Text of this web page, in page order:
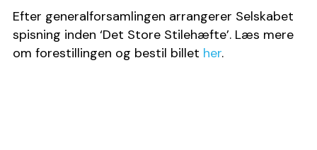
Efter generalforsamlingen arrangerer Selskabet
spisning inden ‘Det Store Stilehæfte’. Læs mere
om forestillingen og bestil billet her.